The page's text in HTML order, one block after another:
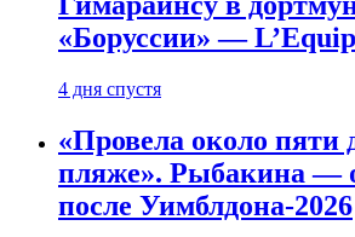
«Боруссии» —
4 дня спустя
«Провела около пяти
пляже». Рыбакина —
после Уимблдона-2026